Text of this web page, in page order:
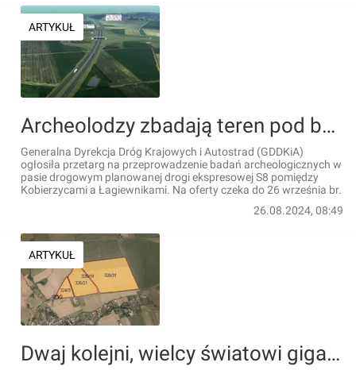
ARTYKUŁ
Archeolodzy zbadają teren pod budowę drogi ekspresowej S8 pod Wrocławiem
Generalna Dyrekcja Dróg Krajowych i Autostrad (GDDKiA)
ogłosiła przetarg na przeprowadzenie badań archeologicznych w
pasie drogowym planowanej drogi ekspresowej S8 pomiędzy
Kobierzycami a Łagiewnikami. Na oferty czeka do 26 września br.
26.08.2024, 08:49
ARTYKUŁ
Dwaj kolejni, wielcy światowi giganci zainwestują na Dolnym Śląsku. Wybrali małą gminę